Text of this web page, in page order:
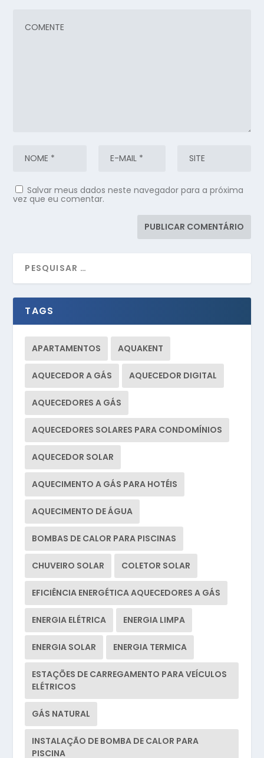
Salvar meus dados neste navegador para a próxima
vez que eu comentar.
TAGS
APARTAMENTOS AQUAKENT
AQUECEDOR A GÁS AQUECEDOR DIGITAL
AQUECEDORES A GÁS
AQUECEDORES SOLARES PARA CONDOMÍNIOS
AQUECEDOR SOLAR
AQUECIMENTO A GÁS PARA HOTÉIS
AQUECIMENTO DE ÁGUA
BOMBAS DE CALOR PARA PISCINAS
CHUVEIRO SOLAR COLETOR SOLAR
EFICIÊNCIA ENERGÉTICA AQUECEDORES A GÁS
ENERGIA ELÉTRICA ENERGIA LIMPA
ENERGIA SOLAR ENERGIA TERMICA
ESTAÇÕES DE CARREGAMENTO PARA VEÍCULOS
ELÉTRICOS
GÁS NATURAL
INSTALAÇÃO DE BOMBA DE CALOR PARA
PISCINA